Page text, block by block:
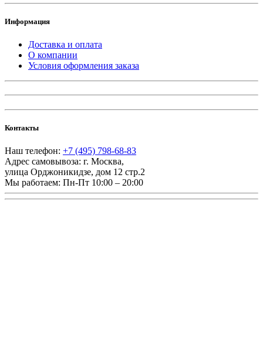
Информация
Доставка и оплата
О компании
Условия оформления заказа
Контакты
Наш телефон: +7 (495) 798-68-83
Адрес самовывоза: г. Москва,
улица Орджоникидзе, дом 12 стр.2
Мы работаем: Пн-Пт 10:00 – 20:00